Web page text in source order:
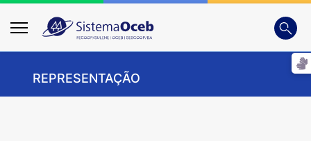
Busca
REPRESENTAÇÃO